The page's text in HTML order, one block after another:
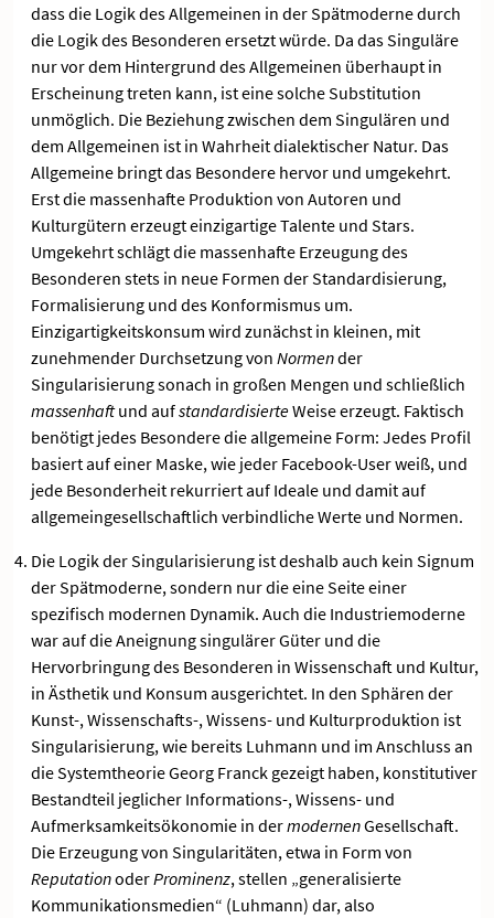
dass die Logik des Allgemeinen in der Spätmoderne durch
die Logik des Besonderen ersetzt würde. Da das Singuläre
nur vor dem Hintergrund des Allgemeinen überhaupt in
Erscheinung treten kann, ist eine solche Substitution
unmöglich. Die Beziehung zwischen dem Singulären und
dem Allgemeinen ist in Wahrheit dialektischer Natur. Das
Allgemeine bringt das Besondere hervor und umgekehrt.
Erst die massenhafte Produktion von Autoren und
Kulturgütern erzeugt einzigartige Talente und Stars.
Umgekehrt schlägt die massenhafte Erzeugung des
Besonderen stets in neue Formen der Standardisierung,
Formalisierung und des Konformismus um.
Einzigartigkeitskonsum wird zunächst in kleinen, mit
zunehmender Durchsetzung von Normender
Singularisierung sonach in großen Mengen und schließlich
massenhaftund aufstandardisierteWeise erzeugt. Faktisch
benötigt jedes Besondere die allgemeine Form: Jedes Profil
basiert auf einer Maske, wie jeder Facebook-User weiß, und
jede Besonderheit rekurriert auf Ideale und damit auf
allgemeingesellschaftlich verbindliche Werte und Normen.
Die Logik der Singularisierung ist deshalb auch kein Signum
der Spätmoderne, sondern nur die eine Seite einer
spezifisch modernen Dynamik. Auch die Industriemoderne
war auf die Aneignung singulärer Güter und die
Hervorbringung des Besonderen in Wissenschaft und Kultur,
in Ästhetik und Konsum ausgerichtet. In den Sphären der
Kunst-, Wissenschafts-, Wissens- und Kulturproduktion ist
Singularisierung, wie bereits Luhmann und im Anschluss an
die Systemtheorie Georg Franck gezeigt haben, konstitutiver
Bestandteil jeglicher Informations-, Wissens- und
Aufmerksamkeitsökonomie in dermodernenGesellschaft.
Die Erzeugung von Singularitäten, etwa in Form von
ReputationoderProminenz, stellen „generalisierte
Kommunikationsmedien“ (Luhmann) dar, also